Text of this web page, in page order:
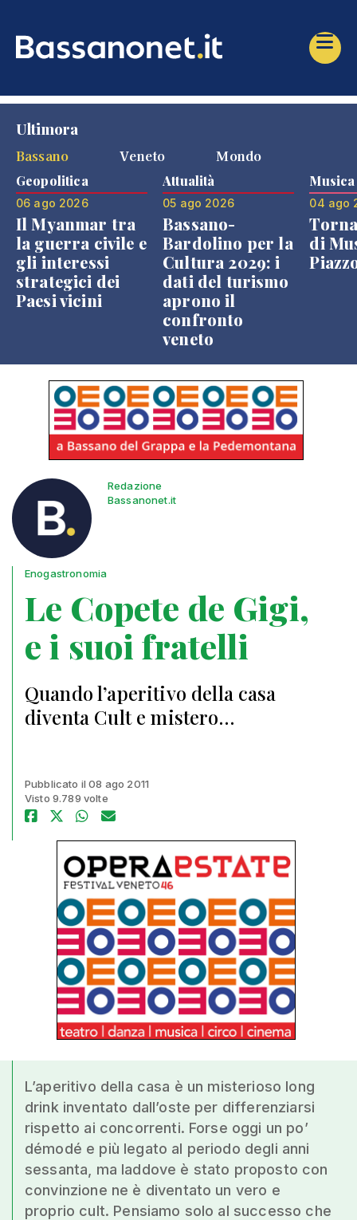
Ultimora
Bassano
Veneto Mondo
Geopolitica
06 ago 2026
Il Myanmar tra
la guerra civile e
gli interessi
strategici dei
Paesi vicini
Attualità
05 ago 2026
Bassano-
Bardolino per la
Cultura 2029: i
dati del turismo
aprono il
confronto
veneto
Musica
04 ago
di
Redazione
Bassanonet.it
Enogastronomia
Le Copete de Gigi,
e i suoi fratelli
Quando l’aperitivo della casa
diventa Cult e mistero…
Pubblicato il 08 ago 2011
Visto 9.789 volte
L’aperitivo della casa è un misterioso long
drink inventato dall’oste per differenziarsi
rispetto ai concorrenti. Forse oggi un po’
démodé e più legato al periodo degli anni
sessanta, ma laddove è stato proposto con
convinzione ne è diventato un vero e
proprio cult. Pensiamo solo al successo che